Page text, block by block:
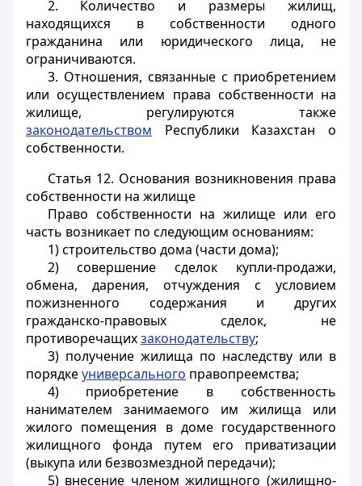
2. Количество и размеры жилищ,
находящихся в собственности одного
гражданина или юридического лица, не
ограничиваются.
3. Отношения, связанные с приобретением
или осуществлением права собственности на
жилище, регулируются также
законодательством Республики Казахстан о
собственности.
Статья 12. Основания возникновения права
собственности на жилище
Право собственности на жилище или его
часть возникает по следующим основаниям:
1) строительство дома (части дома);
2) совершение сделок купли-продажи,
обмена, дарения, отчуждения с условием
пожизненного содержания и других
гражданско-правовых сделок, не
противоречащихзаконодательству;
3) получение жилища по наследству или в
порядкеуниверсального правопреемства;
4) приобретение в собственность
нанимателем занимаемого им жилища или
жилого помещения в доме государственного
жилищного фонда путем его приватизации
(выкупа или безвозмездной передачи);
5) внесение членом жилищного (жилищно-